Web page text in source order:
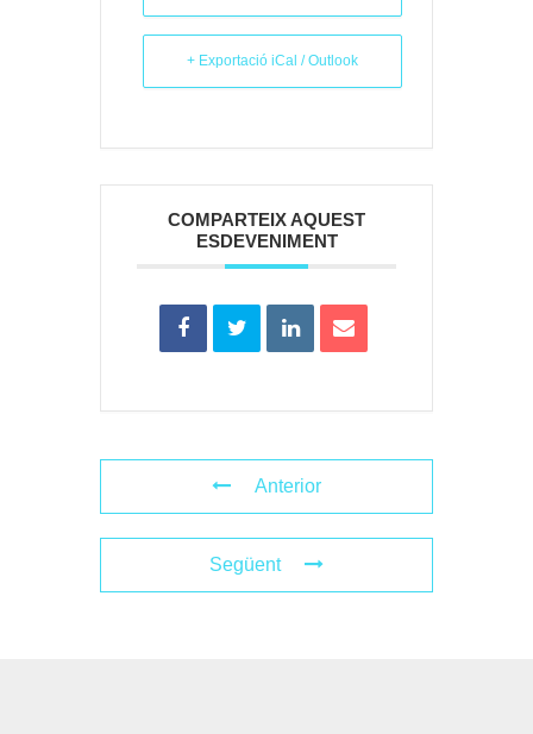
+ Exportació iCal / Outlook
COMPARTEIX AQUEST
ESDEVENIMENT
Anterior
Següent